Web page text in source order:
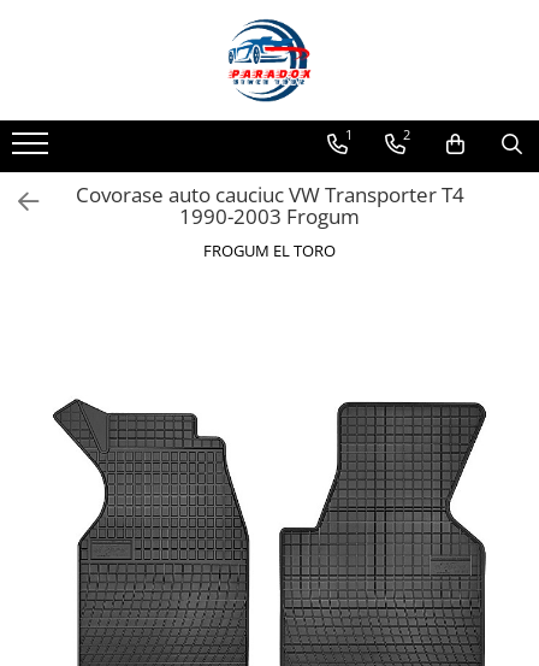
ACCESORII AUTO
Abtibild / Sticker Auto
Baby on Board
Accesorii Sezon Rece
Accesorii Siguranta Auto
Banda Reflectorizanta
Bare Portbagaj
Brelocuri Auto Metalice Chei
Capace Prezoane
Carcase Chei Auto
1 2
Covorase auto cauciuc VW Transporter T4
1990-2003 Frogum
FROGUM EL TORO